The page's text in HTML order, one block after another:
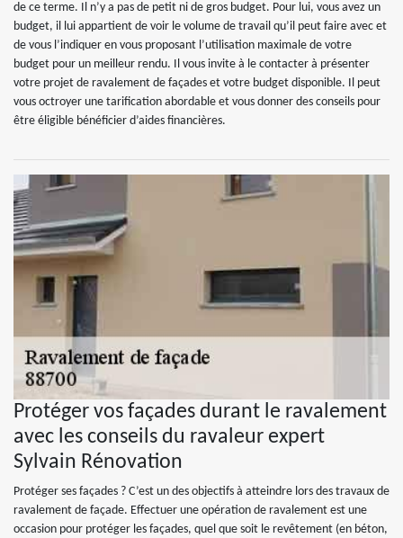
de ce terme. Il n’y a pas de petit ni de gros budget. Pour lui, vous avez un
budget, il lui appartient de voir le volume de travail qu’il peut faire avec et
de vous l’indiquer en vous proposant l’utilisation maximale de votre
budget pour un meilleur rendu. Il vous invite à le contacter à présenter
votre projet de ravalement de façades et votre budget disponible. Il peut
vous octroyer une tarification abordable et vous donner des conseils pour
être éligible bénéficier d’aides financières.
Protéger vos façades durant le ravalement
avec les conseils du ravaleur expert
Sylvain Rénovation
Protéger ses façades ? C’est un des objectifs à atteindre lors des travaux de
ravalement de façade. Effectuer une opération de ravalement est une
occasion pour protéger les façades, quel que soit le revêtement (en béton,